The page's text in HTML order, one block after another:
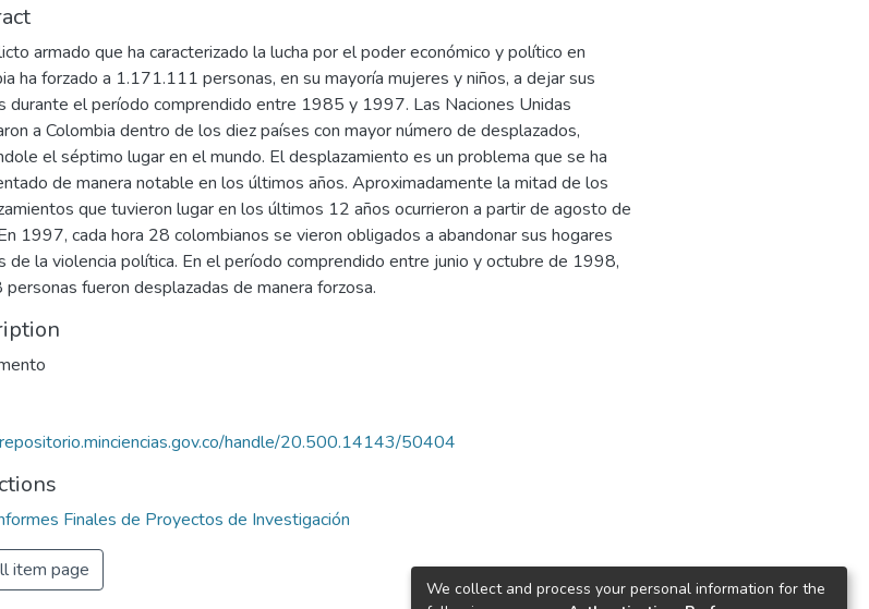
armado que ha caracterizado la lucha por el poder económico y político en
ha forzado a 1.171.111 personas, en su mayoría mujeres y niños, a dejar sus
durante el período comprendido entre 1985 y 1997. Las Naciones Unidas
a Colombia dentro de los diez países con mayor número de desplazados,
el séptimo lugar en el mundo. El desplazamiento es un problema que se ha
de manera notable en los últimos años. Aproximadamente la mitad de los
que tuvieron lugar en los últimos 12 años ocurrieron a partir de agosto de
1997, cada hora 28 colombianos se vieron obligados a abandonar sus hogares
de la violencia política. En el período comprendido entre junio y octubre de 1998,
fueron desplazadas de manera forzosa.
handle/20.500.14143/50404
Finales de Proyectos de Investigación
item page
We collect and process your personal information for the